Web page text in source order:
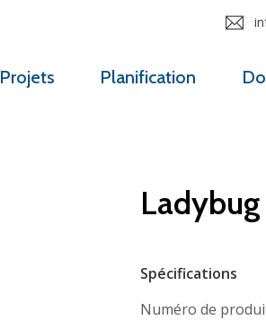
Projets Planification
Spécifications
Numéro de